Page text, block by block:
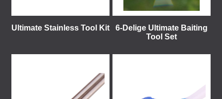
Ultimate Stainless Tool Kit
6-Delige Ultimate Baiting
Tool Set